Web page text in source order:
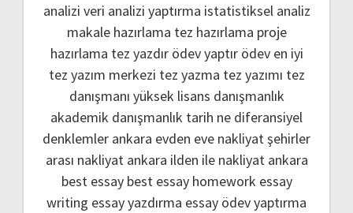
analizi veri analizi yaptırma istatistiksel analiz
makale hazırlama tez hazırlama proje
hazırlama tez yazdır ödev yaptır ödev en iyi
tez yazım merkezi tez yazma tez yazımı tez
danışmanı yüksek lisans danışmanlık
akademik danışmanlık tarih ne diferansiyel
denklemler ankara evden eve nakliyatşehirler
arası nakliyat ankara ilden ile nakliyat ankara
best essay best essay homework essay
writing essay yazdırma essay ödev yaptırma